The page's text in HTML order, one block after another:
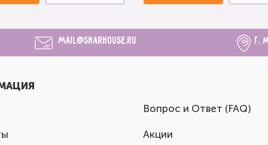
mail@sharhouse.ru г.
Вопрос и Ответ (FAQ)
Акции